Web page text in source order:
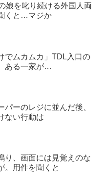
娘を叱り続ける外国人両
くと…マジか
でムカムカ」TDL入口の
ある一家が…
パーのレジに並んだ後、
ない行動は
り、画面には見覚えのな
。用件を聞くと